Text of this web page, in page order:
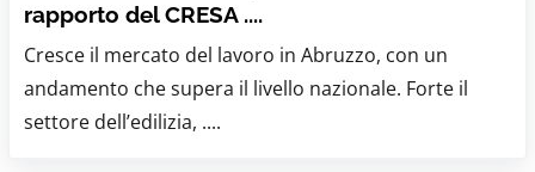
rapporto del CRESA ....
Cresce il mercato del lavoro in Abruzzo, con un
andamento che supera il livello nazionale. Forte il
settore dell’edilizia, ....